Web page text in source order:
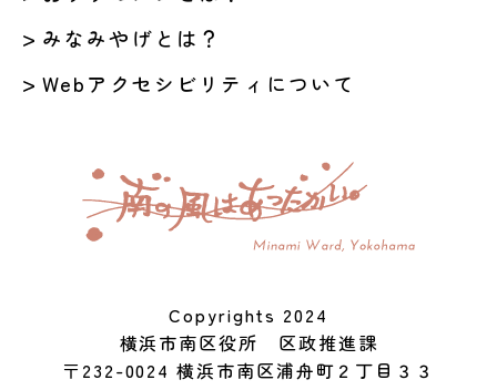
みなみやげとは？
Webアクセシビリティについて
Copyrights 2024
横浜市南区役所 区政推進課
〒232-0024 横浜市南区浦舟町２丁目３３